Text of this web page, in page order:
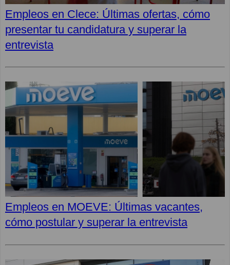
Empleos en Clece: Últimas ofertas, cómo
presentar tu candidatura y superar la
entrevista
Empleos en MOEVE: Últimas vacantes,
cómo postular y superar la entrevista